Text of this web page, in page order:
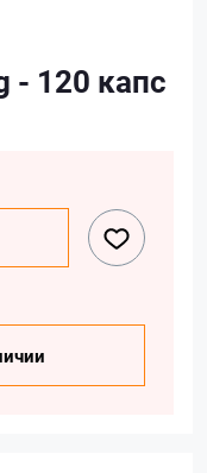
- 120 капс